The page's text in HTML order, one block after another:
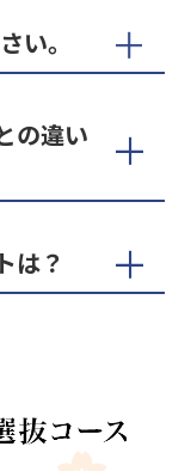
い。
の違い
は？